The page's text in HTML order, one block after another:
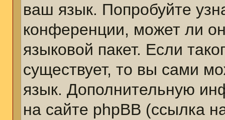
ваш язык. Попробуйте
конференции, может ли
языковой пакет. Если
существует, то вы сами
язык. Дополнительную
на сайте phpBB (ссылка